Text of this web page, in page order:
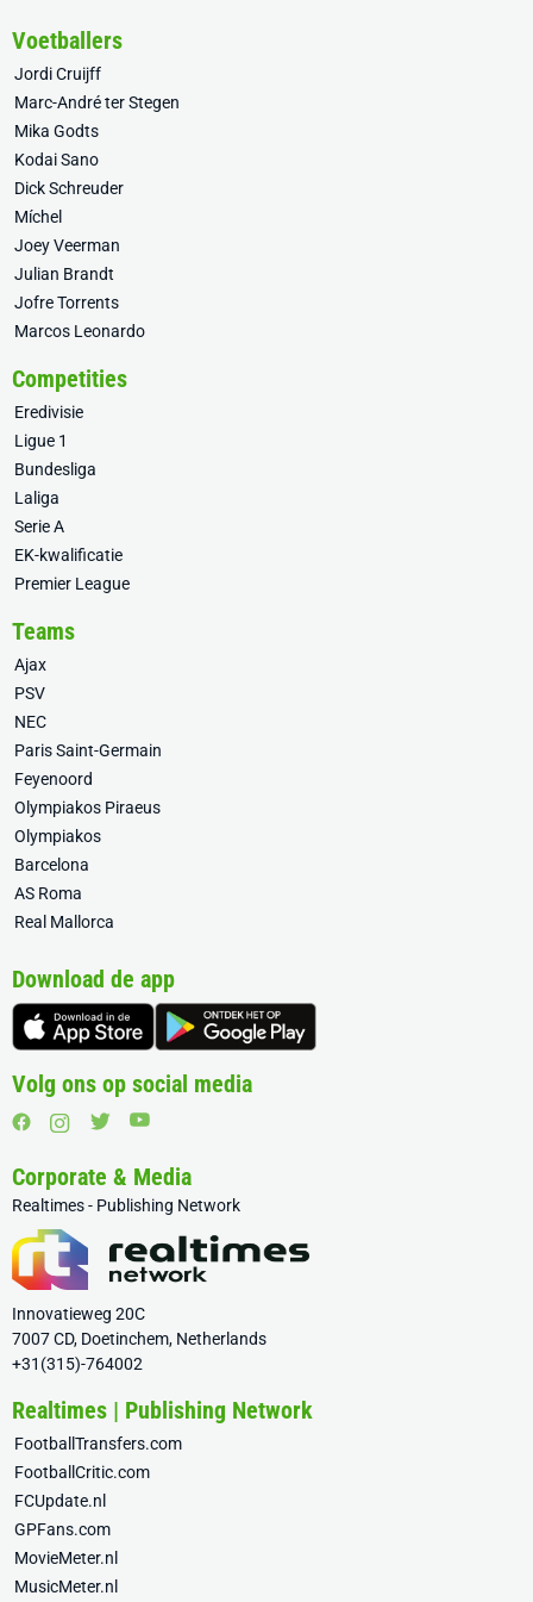
Voetballers
Jordi Cruijff
Marc-André ter Stegen
Mika Godts
Kodai Sano
Dick Schreuder
Míchel
Joey Veerman
Julian Brandt
Jofre Torrents
Marcos Leonardo
Competities
Eredivisie
Ligue 1
Bundesliga
Laliga
Serie A
EK-kwalificatie
Premier League
Teams
Ajax
PSV
NEC
Paris Saint-Germain
Feyenoord
Olympiakos Piraeus
Olympiakos
Barcelona
AS Roma
Real Mallorca
Download de app
Volg ons op social media
Corporate & Media
Realtimes - Publishing Network
Innovatieweg 20C
7007 CD, Doetinchem, Netherlands
+31(315)-764002
Realtimes | Publishing Network
FootballTransfers.com
FootballCritic.com
FCUpdate.nl
GPFans.com
MovieMeter.nl
MusicMeter.nl